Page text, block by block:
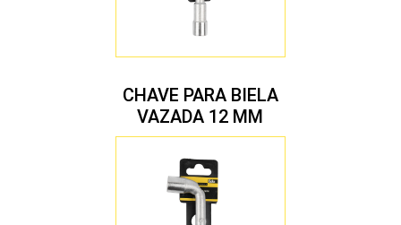
CHAVE PARA BIELA
VAZADA 12 MM